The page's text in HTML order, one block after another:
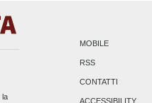
la
MOBILE
RSS
CONTATTI